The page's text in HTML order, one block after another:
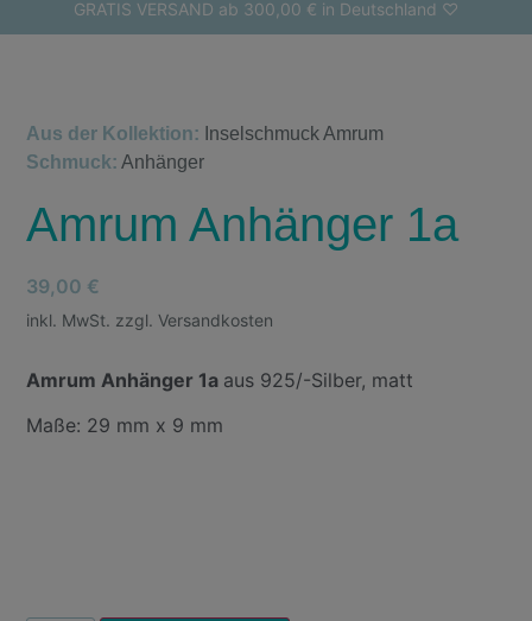
GRATIS VERSAND ab 300,00 € in Deutschland ♡
Aus der Kollektion: Inselschmuck Amrum
Schmuck: Anhänger
Amrum Anhänger 1a
39,00 €
inkl. MwSt. zzgl. Versandkosten
Amrum Anhänger 1a aus 925/-Silber, matt
Maße: 29 mm x 9 mm